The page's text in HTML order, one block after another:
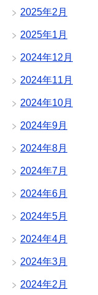
2025年2月
2025年1月
2024年12月
2024年11月
2024年10月
2024年9月
2024年8月
2024年7月
2024年6月
2024年5月
2024年4月
2024年3月
2024年2月